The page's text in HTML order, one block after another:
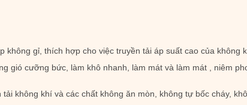
không gỉ, thích hợp cho việc truyền tải áp suất cao của
gió cưỡng bức, làm khô nhanh, làm mát và làm mát , niêm
không khí và các chất không ăn mòn, không tự bốc cháy,